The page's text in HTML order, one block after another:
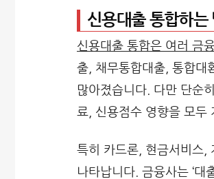
신용대출 통합하는
신용대출 통합은 여러 금
출, 채무통합대출, 통합대
많아졌습니다. 다만 단순
료, 신용점수 영향을 모두
특히 카드론, 현금서비스,
나타납니다. 금융사는 ‘대